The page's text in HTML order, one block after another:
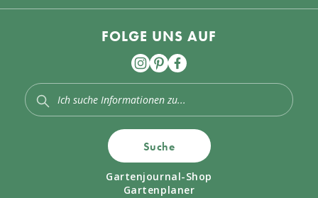
FOLGE UNS AUF
Suche
Gartenjournal-Shop
Gartenplaner